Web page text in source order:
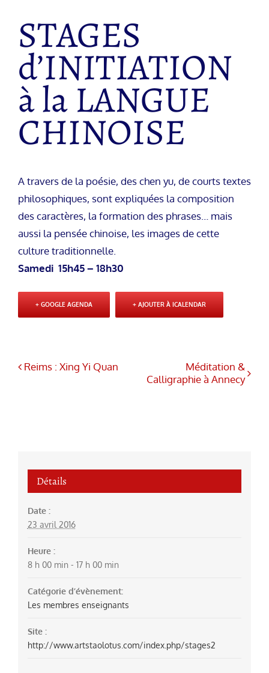
STAGES
d’INITIATION
à la LANGUE
CHINOISE
A travers de la poésie, des chen yu, de courts textes
philosophiques, sont expliquées la composition
des caractères, la formation des phrases… mais
aussi la pensée chinoise, les images de cette
culture traditionnelle.
Samedi 15h45 – 18h30
+ GOOGLE AGENDA + AJOUTER À ICALENDAR
Reims : Xing Yi Quan
Méditation &
Calligraphie à Annecy
Détails
Date :
23 avril 2016
Heure :
8 h 00 min - 17 h 00 min
Catégorie d’évènement:
Les membres enseignants
Site :
http://www.artstaolotus.com/index.php/stages2